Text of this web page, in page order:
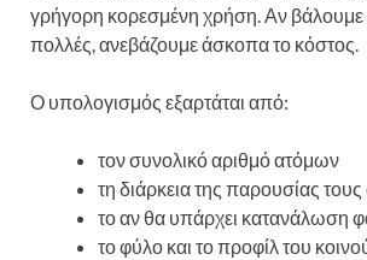
γρήγορη κορεσμένη χρήση. Αν βάλουμε
πολλές, ανεβάζουμε άσκοπα το κόστος.
Ο υπολογισμός εξαρτάται από:
τον συνολικό αριθμό ατόμων
τη διάρκεια της παρουσίας
το αν θα υπάρχει κατανάλωση
το φύλο και το προφίλ του